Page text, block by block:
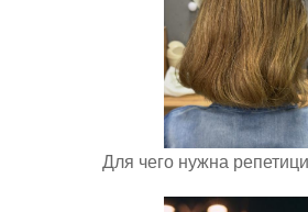
Для чего нужна